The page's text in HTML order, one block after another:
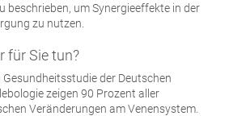
beschrieben, um Synergieeffekte in der
zu nutzen.
für Sie tun?
der Deutschen
zeigen 90 Prozent aller
Veränderungen am Venensystem.